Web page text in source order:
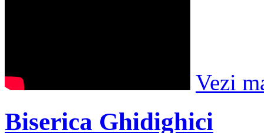
Vezi
Biserica Ghidighici